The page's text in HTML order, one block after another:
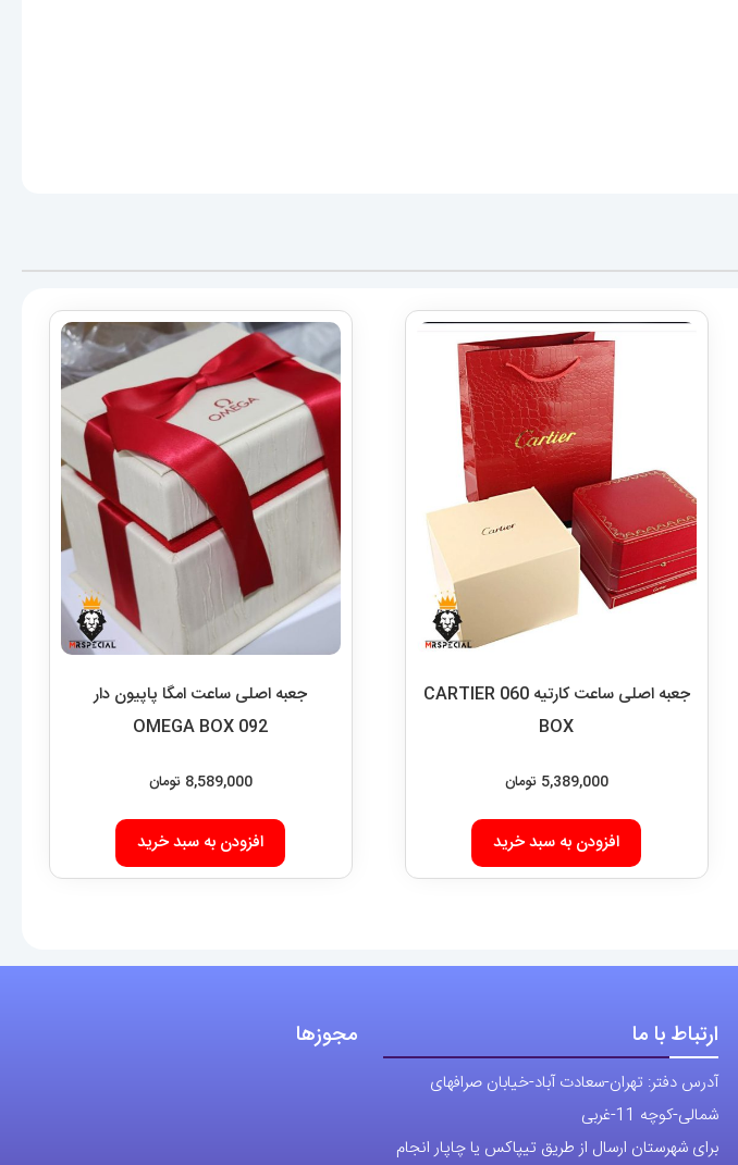
جعبه اصلی ساعت کارتیه 060 CARTIER
BOX
5,389,000 تومان
افزودن به سبد خرید
جعبه اصلی ساعت امگا پاپیون دار
OMEGA BOX 092
8,589,000 تومان
افزودن به سبد خرید
ارتباط با ما
آدرس دفتر: تهران-سعادت آباد-خیابان صرافهای
شمالی-کوچه 11-غربی
برای شهرستان ارسال از طریق تیپاکس یا چاپار انجام
مجوزها